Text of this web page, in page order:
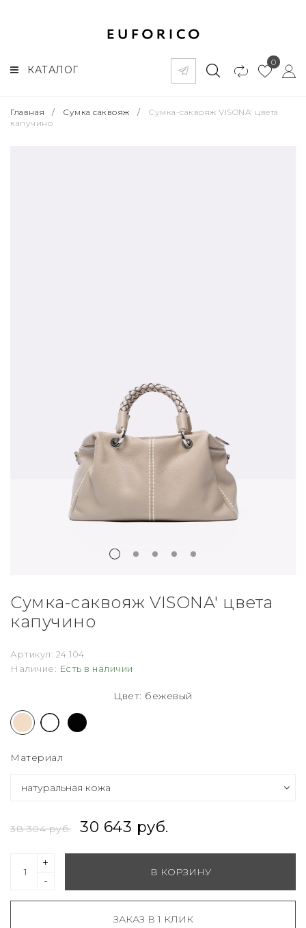
КАТАЛОГ
0
Главная / Сумка саквояж /
Сумка-саквояж VISONA' цвета
капучино
Сумка-саквояж VISONA' цвета
капучино
Артикул: 24.104
Наличие: Есть в наличии
Цвет: бежевый
Материал
38 304 руб. 30 643 руб.
-
+
В КОРЗИНУ
ЗАКАЗ В 1 КЛИК